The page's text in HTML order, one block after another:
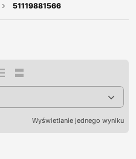
51119881566
Wyświetlanie jednego wyniku